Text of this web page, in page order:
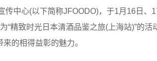
心(以下简称JFOODO)，于1月16日、
精致时光日本清酒品鉴之旅(上海站)”的活
的相得益彰的魅力。